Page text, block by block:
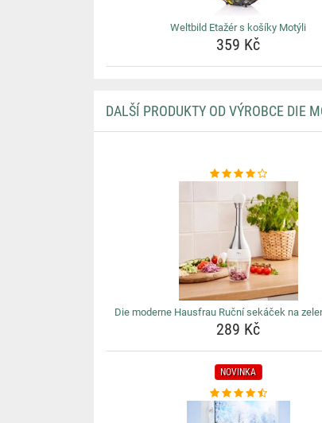
Weltbild Etažér s košíky Motýli
359 Kč
DALŠÍ PRODUKTY OD VÝROBCE DIE
Die moderne Hausfrau Ruční sekáček na
289 Kč
NOVINKA